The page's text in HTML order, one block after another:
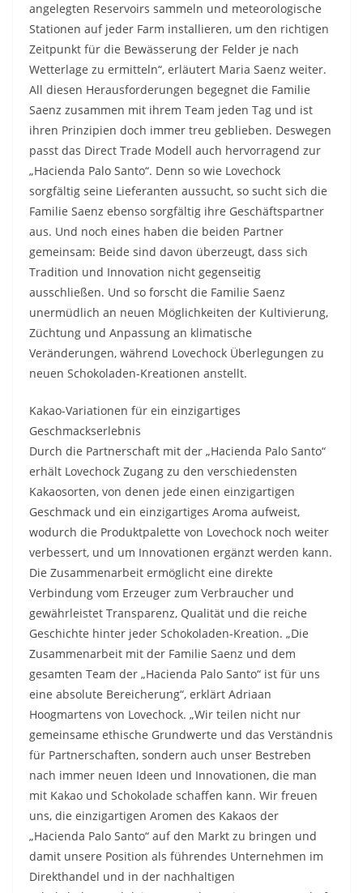
angelegten Reservoirs sammeln und meteorologische
Stationen auf jeder Farm installieren, um den richtigen
Zeitpunkt für die Bewässerung der Felder je nach
Wetterlage zu ermitteln“, erläutert Maria Saenz weiter.
All diesen Herausforderungen begegnet die Familie
Saenz zusammen mit ihrem Team jeden Tag und ist
ihren Prinzipien doch immer treu geblieben. Deswegen
passt das Direct Trade Modell auch hervorragend zur
„Hacienda Palo Santo“. Denn so wie Lovechock
sorgfältig seine Lieferanten aussucht, so sucht sich die
Familie Saenz ebenso sorgfältig ihre Geschäftspartner
aus. Und noch eines haben die beiden Partner
gemeinsam: Beide sind davon überzeugt, dass sich
Tradition und Innovation nicht gegenseitig
ausschließen. Und so forscht die Familie Saenz
unermüdlich an neuen Möglichkeiten der Kultivierung,
Züchtung und Anpassung an klimatische
Veränderungen, während Lovechock Überlegungen zu
neuen Schokoladen-Kreationen anstellt.
Kakao-Variationen für ein einzigartiges
Geschmackserlebnis
Durch die Partnerschaft mit der „Hacienda Palo Santo“
erhält Lovechock Zugang zu den verschiedensten
Kakaosorten, von denen jede einen einzigartigen
Geschmack und ein einzigartiges Aroma aufweist,
wodurch die Produktpalette von Lovechock noch weiter
verbessert, und um Innovationen ergänzt werden kann.
Die Zusammenarbeit ermöglicht eine direkte
Verbindung vom Erzeuger zum Verbraucher und
gewährleistet Transparenz, Qualität und die reiche
Geschichte hinter jeder Schokoladen-Kreation. „Die
Zusammenarbeit mit der Familie Saenz und dem
gesamten Team der „Hacienda Palo Santo“ ist für uns
eine absolute Bereicherung“, erklärt Adriaan
Hoogmartens von Lovechock. „Wir teilen nicht nur
gemeinsame ethische Grundwerte und das Verständnis
für Partnerschaften, sondern auch unser Bestreben
nach immer neuen Ideen und Innovationen, die man
mit Kakao und Schokolade schaffen kann. Wir freuen
uns, die einzigartigen Aromen des Kakaos der
„Hacienda Palo Santo“ auf den Markt zu bringen und
damit unsere Position als führendes Unternehmen im
Direkthandel und in der nachhaltigen